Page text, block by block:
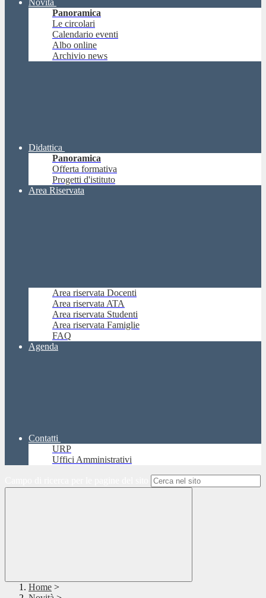
Novità
Panoramica
Le circolari
Calendario eventi
Albo online
Archivio news
Didattica
Panoramica
Offerta formativa
Progetti d'istituto
Area Riservata
Area riservata Docenti
Area riservata ATA
Area riservata Studenti
Area riservata Famiglie
FAQ
Agenda
Contatti
URP
Uffici Amministrativi
Home >